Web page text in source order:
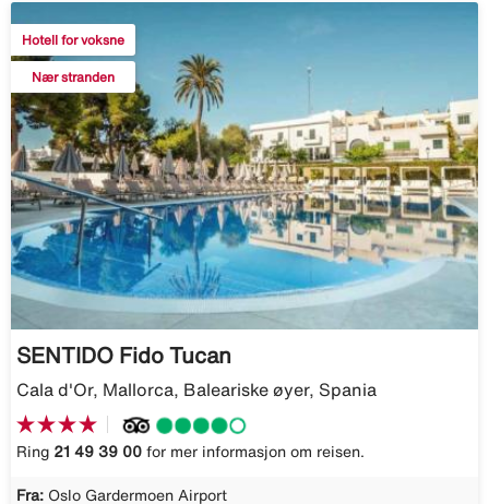
Hotell for voksne
Nær stranden
SENTIDO Fido Tucan
Cala d'Or, Mallorca, Baleariske øyer, Spania
Ring 21 49 39 00 for mer informasjon om reisen.
Fra: Oslo Gardermoen Airport